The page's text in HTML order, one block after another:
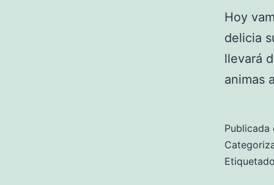
Hoy
delicia
llevará
animas